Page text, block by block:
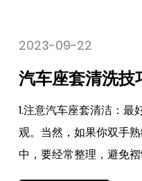
，以确保座套贴合美
想的。在使用过程